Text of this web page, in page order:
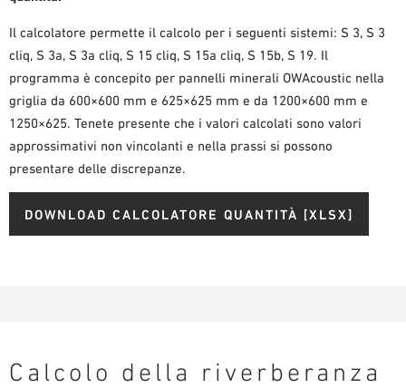
Il calcolatore permette il calcolo per i seguenti sistemi: S 3, S 3
cliq, S 3a, S 3a cliq, S 15 cliq, S 15a cliq, S 15b, S 19. Il
programma è concepito per pannelli minerali OWAcoustic nella
griglia da 600×600 mm e 625×625 mm e da 1200×600 mm e
1250×625. Tenete presente che i valori calcolati sono valori
approssimativi non vincolanti e nella prassi si possono
presentare delle discrepanze.
DOWNLOAD CALCOLATORE QUANTITÀ [XLSX]
Calcolo della riverberanza